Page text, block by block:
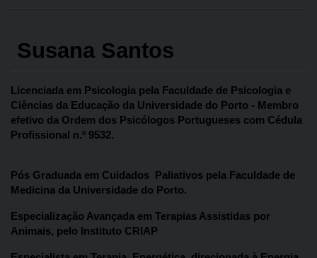
Susana Santos
Licenciada em Psicologia pela Faculdade de Psicologia e
Ciências da Educação da Universidade do Porto - Membro
efetivo da Ordem dos Psicólogos Portugueses com Cédula
Profissional n.º 9532.
Pós Graduada em Cuidados  Paliativos pela Faculdade de
Medicina da Universidade do Porto.
Especialização Avançada em Terapias Assistidas por
Animais, pelo Instituto CRIAP